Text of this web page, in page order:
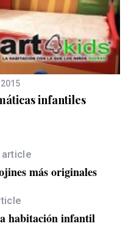
infantiles
article
más originales
habitación infantil